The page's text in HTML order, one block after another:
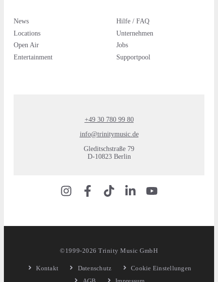
News
Locations
Open Air
Entertainment
Hilfe / FAQ
Unternehmen
Jobs
Supportpool
+49 30 780 99 80
info@trinitymusic.de
Gleditschstraße 79
D-10823 Berlin
©1999-2026 Trinity Music GmbH
Kontakt Datenschutz
Cookie Einstellungen